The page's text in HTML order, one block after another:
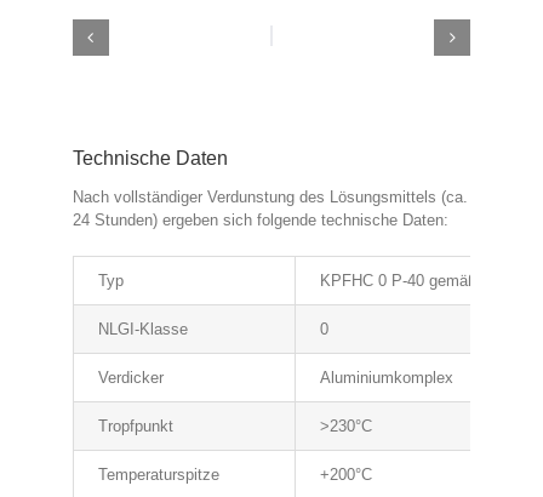
Technische Daten
Nach vollständiger Verdunstung des Lösungsmittels (ca.
24 Stunden) ergeben sich folgende technische Daten:
Typ KPFHC 0 P-40 gemäß DIN 51
NLGI-Klasse 0
Verdicker Aluminiumkomplex
Tropfpunkt >230°C
Temperaturspitze +200°C